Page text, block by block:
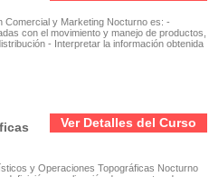
Comercial y Marketing Nocturno es: -
con el movimiento y manejo de productos,
- Interpretar la información obtenida
Ver Detalles del Curso
y Operaciones Topográficas Nocturno